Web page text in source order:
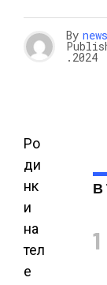
By
.2024
Ро
ди
нк
и
на
тел
е
В